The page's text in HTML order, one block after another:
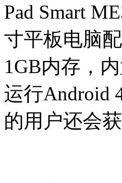
Pad Smart
寸平板电脑
1GB内存，
运行Android
的用户还会